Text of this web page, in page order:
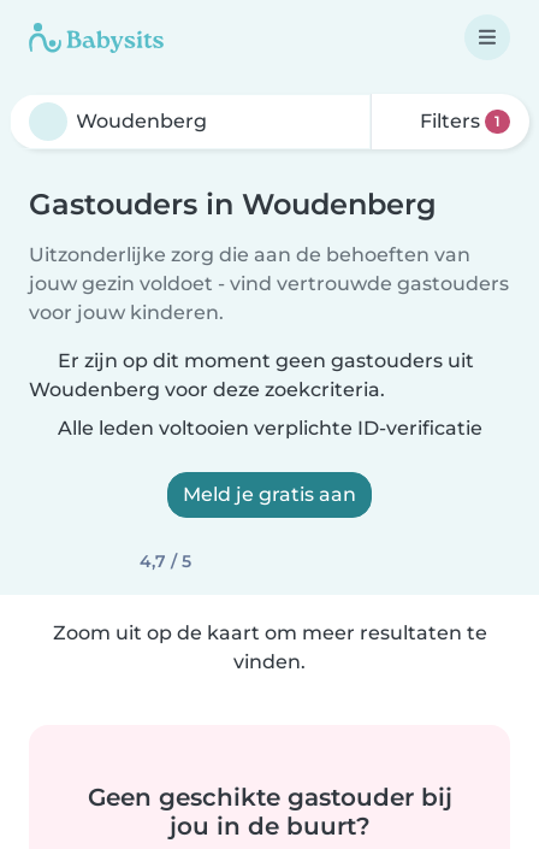
Filters 1
Gastouders in Woudenberg
Uitzonderlijke zorg die aan de behoeften van
jouw gezin voldoet - vind vertrouwde gastouders
voor jouw kinderen.
Er zijn op dit moment geen gastouders uit
Woudenberg voor deze zoekcriteria.
Alle leden voltooien verplichte ID-verificatie
Meld je gratis aan
4,7 / 5
Zoom uit op de kaart om meer resultaten te
vinden.
Geen geschikte gastouder bij
jou in de buurt?